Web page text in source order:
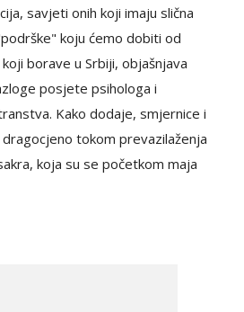
savjeti onih koji imaju slična
koju ćemo dobiti od
borave u Srbiji, objašnjava
posjete psihologa i
Kako dodaje, smjernice i
tokom prevazilaženja
koja su se početkom maja